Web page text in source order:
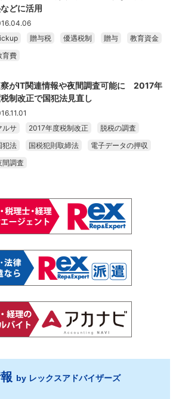
どに活用
贈与税 優遇税制 贈与
教育資金
育費
がIT関連情報や夜間調査可能に 2017年
制改正で国犯法見直し
ルサ
2017年度税制改正
脱税の調査
犯法
国税犯則取締法
電子データの押収
間調査
by レックスアドバイザーズ